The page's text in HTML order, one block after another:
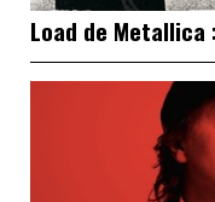
Load de